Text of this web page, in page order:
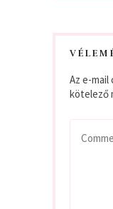
Az e-
kötelező